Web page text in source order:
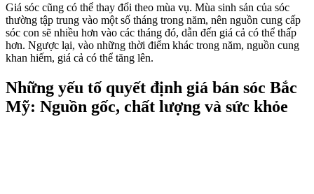
Giá sóc cũng có thể thay đổi theo mùa vụ. Mùa sinh sản của sóc
thường tập trung vào một số tháng trong năm, nên nguồn cung cấp
sóc con sẽ nhiều hơn vào các tháng đó, dẫn đến giá cả có thể thấp
hơn. Ngược lại, vào những thời điểm khác trong năm, nguồn cung
khan hiếm, giá cả có thể tăng lên.
Những yếu tố quyết định giá bán sóc Bắc
Mỹ: Nguồn gốc, chất lượng và sức khỏe